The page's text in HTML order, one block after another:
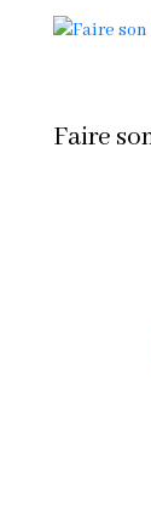
Faire